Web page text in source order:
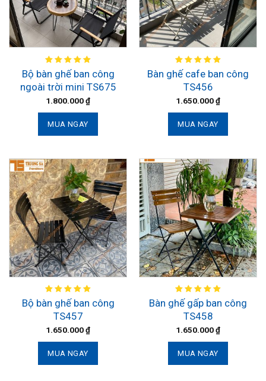
Bộ bàn ghế ban công
ngoài trời mini TS675
1.800.000₫
MUA NGAY
Bàn ghế cafe ban công
TS456
1.650.000₫
MUA NGAY
Bộ bàn ghế ban công
TS457
1.650.000₫
MUA NGAY
Bàn ghế gấp ban công
TS458
1.650.000₫
MUA NGAY